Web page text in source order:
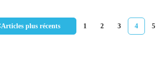
Articles plus récents 1 2 3 4 5